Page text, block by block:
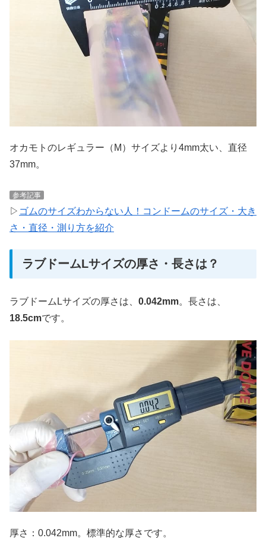
オカモトのレギュラー（M）サイズより4mm太い、直径
37mm。
参考記事
▷ ゴムのサイズわからない人！コンドームのサイズ・大き
さ・直径・測り方を紹介
ラブドームLサイズの厚さ・長さは？
ラブドームLサイズの厚さは、 0.042mm。長さは、
18.5cmです。
厚さ：0.042mm。標準的な厚さです。